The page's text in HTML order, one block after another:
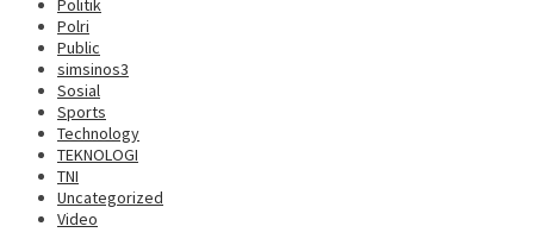
Politik
Polri
Public
simsinos3
Sosial
Sports
Technology
TEKNOLOGI
TNI
Uncategorized
Video